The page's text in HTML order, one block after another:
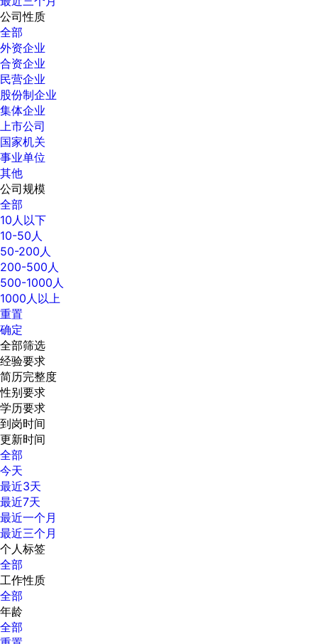
公司性质
全部
外资企业
合资企业
民营企业
股份制企业
集体企业
上市公司
国家机关
事业单位
其他
公司规模
全部
10人以下
10-50人
50-200人
200-500人
500-1000人
1000人以上
重置
确定
全部筛选
经验要求
简历完整度
性别要求
学历要求
到岗时间
更新时间
全部
今天
最近3天
最近7天
最近一个月
最近三个月
个人标签
全部
工作性质
全部
年龄
全部